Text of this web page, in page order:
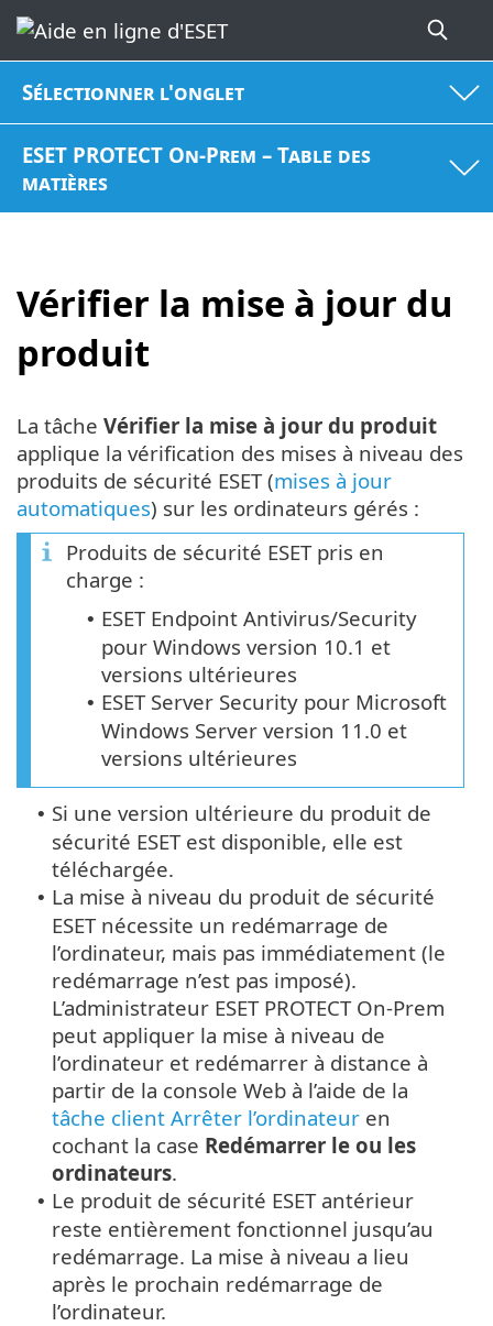
Sélectionner l'onglet
ESET PROTECT On-Prem – Table des
matières
Vérifier la mise à jour du
produit
La tâche Vérifier la mise à jour du produit
applique la vérification des mises à niveau des
produits de sécurité ESET (mises à jour
automatiques) sur les ordinateurs gérés :
Produits de sécurité ESET pris en
charge :
• ESET Endpoint Antivirus/Security
pour Windows version 10.1 et
versions ultérieures
• ESET Server Security pour Microsoft
Windows Server version 11.0 et
versions ultérieures
• Si une version ultérieure du produit de
sécurité ESET est disponible, elle est
téléchargée.
• La mise à niveau du produit de sécurité
ESET nécessite un redémarrage de
l’ordinateur, mais pas immédiatement (le
redémarrage n’est pas imposé).
L’administrateur ESET PROTECT On-Prem
peut appliquer la mise à niveau de
l’ordinateur et redémarrer à distance à
partir de la console Web à l’aide de la
tâche client Arrêter l’ordinateur en
cochant la case Redémarrer le ou les
ordinateurs.
• Le produit de sécurité ESET antérieur
reste entièrement fonctionnel jusqu’au
redémarrage. La mise à niveau a lieu
après le prochain redémarrage de
l’ordinateur.